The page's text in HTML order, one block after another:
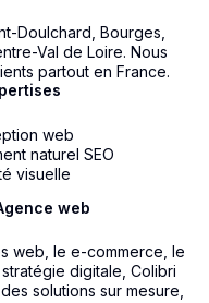
web
web, le e-commerce, le
digitale, Colibri
solutions sur mesure,
web
naturel SEO
visuelle
Doulchard, Bourges,
Val de Loire. Nous
partout en France.